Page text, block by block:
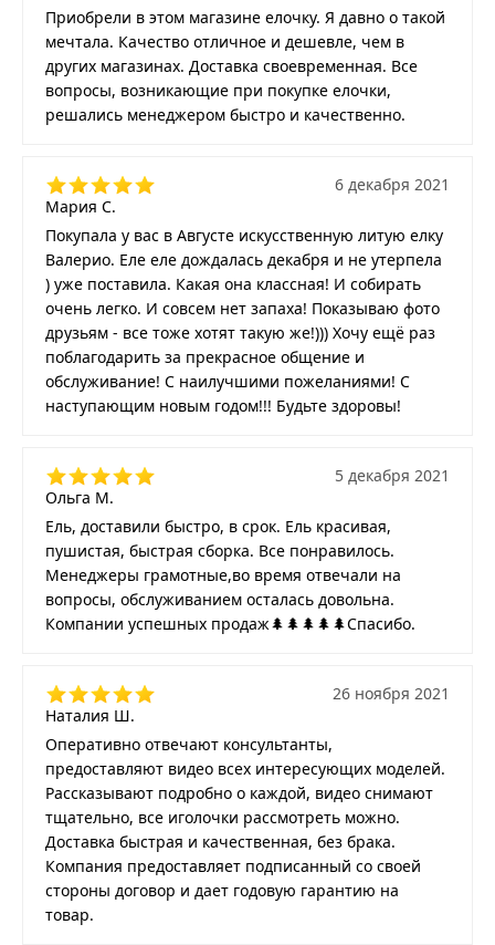
Приобрели в этом магазине елочку. Я давно о такой
мечтала. Качество отличное и дешевле, чем в
других магазинах. Доставка своевременная. Все
вопросы, возникающие при покупке елочки,
решались менеджером быстро и качественно.
Мария С.
6 декабря 2021
Покупала у вас в Августе искусственную литую елку
Валерио. Еле еле дождалась декабря и не утерпела
) уже поставила. Какая она классная! И собирать
очень легко. И совсем нет запаха! Показываю фото
друзьям - все тоже хотят такую же!))) Хочу ещё раз
поблагодарить за прекрасное общение и
обслуживание! С наилучшими пожеланиями! С
наступающим новым годом!!! Будьте здоровы!
Ольга М.
5 декабря 2021
Ель, доставили быстро, в срок. Ель красивая,
пушистая, быстрая сборка. Все понравилось.
Менеджеры грамотные,во время отвечали на
вопросы, обслуживанием осталась довольна.
Компании успешных продаж🌲🌲🌲🌲🌲Спасибо.
Наталия Ш.
26 ноября 2021
Оперативно отвечают консультанты,
предоставляют видео всех интересующих моделей.
Рассказывают подробно о каждой, видео снимают
тщательно, все иголочки рассмотреть можно.
Доставка быстрая и качественная, без брака.
Компания предоставляет подписанный со своей
стороны договор и дает годовую гарантию на
товар.